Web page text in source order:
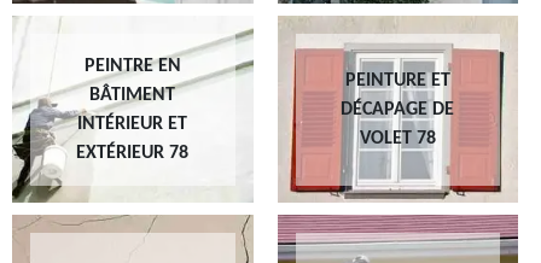
PEINTRE EN
BÂTIMENT
INTÉRIEUR ET
EXTÉRIEUR 78
PEINTURE ET
DÉCAPAGE DE
VOLET 78